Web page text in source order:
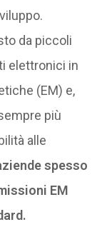
da piccoli
elettronici in
(EM) e,
più
alle
spesso
EM